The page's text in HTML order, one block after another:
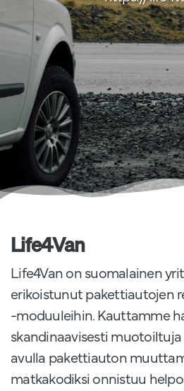
Life4Van
Life4Van on suomalainen
erikoistunut pakettiautojen
-moduuleihin. Kauttamme
skandinaavisesti
avulla pakettiauton
matkakodiksi onnistuu